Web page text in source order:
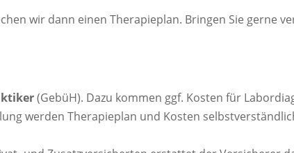
wir dann einen Therapieplan. Bringen Sie gerne
(GebüH). Dazu kommen ggf. Kosten für
werden Therapieplan und Kosten